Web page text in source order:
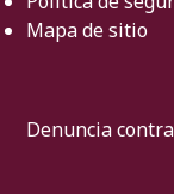
Mapa de sitio
Denuncia